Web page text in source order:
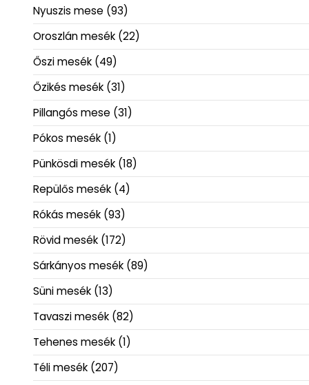
Nyuszis mese (93)
Oroszlán mesék (22)
Őszi mesék (49)
Őzikés mesék (31)
Pillangós mese (31)
Pókos mesék (1)
Pünkösdi mesék (18)
Repülős mesék (4)
Rókás mesék (93)
Rövid mesék (172)
Sárkányos mesék (89)
Süni mesék (13)
Tavaszi mesék (82)
Tehenes mesék (1)
Téli mesék (207)